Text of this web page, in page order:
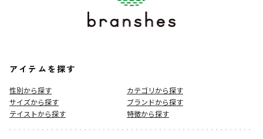
アイテムを探す
性別から探す
カテゴリから探す
サイズから探す
ブランドから探す
テイストから探す
特徴から探す